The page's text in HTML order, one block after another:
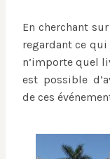
En cherchant
regardant ce qui
n’importe quel
est possible
de ces